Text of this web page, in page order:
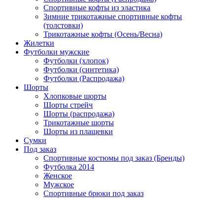
Спортивные кофты из эластика
Зимние трикотажные спортивные кофты
(толстовки)
Трикотажные кофты (Осень/Весна)
Жилетки
Футболки мужские
Футболки (хлопок)
Футболки (синтетика)
Футболки (Распродажа)
Шорты
Хлопковые шорты
Шорты стрейч
Шорты (распродажа)
Трикотажные шорты
Шорты из плащевки
Сумки
Под заказ
Спортивные костюмы под заказ (Бренды)
Футболка 2014
Женское
Мужское
Спортивные брюки под заказ